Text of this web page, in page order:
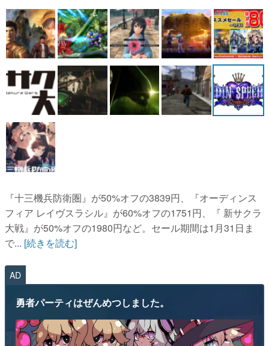
電ファミニコゲーマーとは？
運営：株式会社マレ
『十三機兵防衛圏』が50%オフの3839円、『オーディンス
フィア レイヴスラシル』が60%オフの1751円、『 新サクラ
大戦』が50%オフの1980円など。セール期間は1月31日ま
で... [続きを読む]
AD
勇者パーティはぜんめつしました。